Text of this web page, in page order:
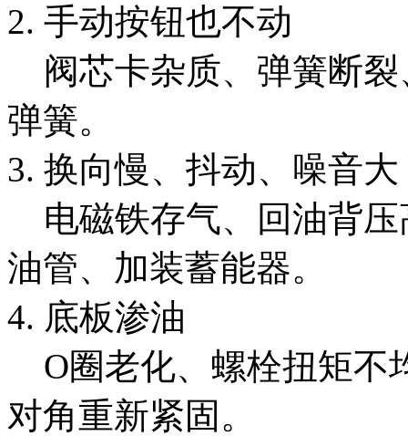
2. 手动按钮也不动
阀芯卡杂质、弹簧断
弹簧。
3. 换向慢、抖动、噪音大
电磁铁存气、回油背
油管、加装蓄能器。
4. 底板渗油
O圈老化、螺栓扭矩不
对角重新紧固。